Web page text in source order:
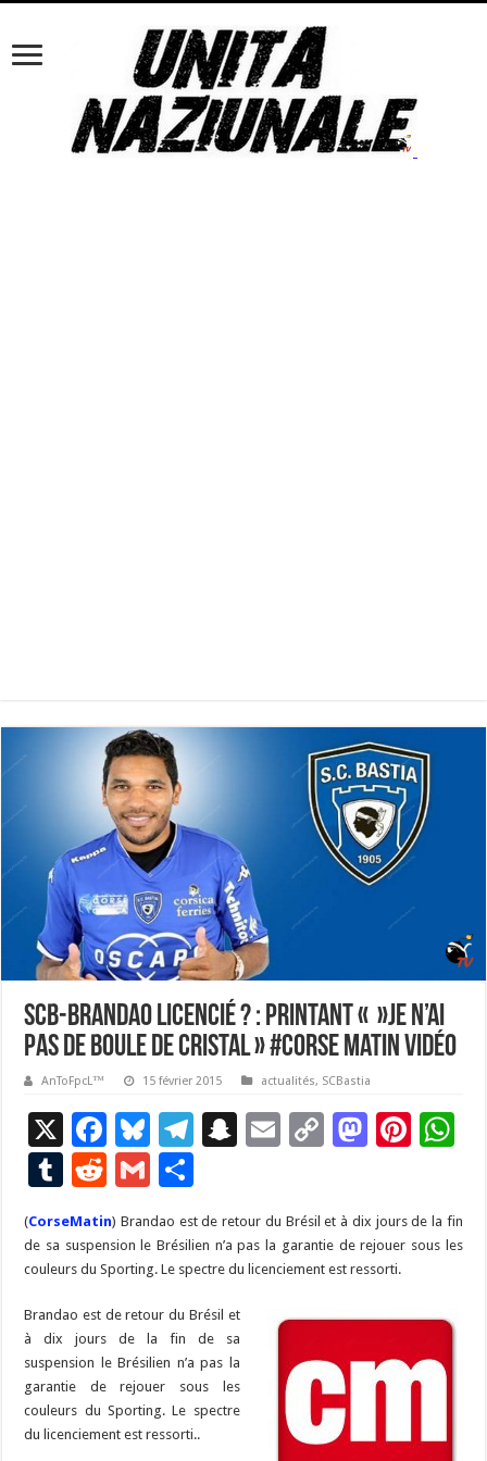
SCB-Brandao licencié ? : Printant « »je n’ai
pas de boule de cristal » #Corse Matin Vidéo
AnToFpcL™ 15 février 2015 actualités, SCBastia
X
F
ac
e
b
o
o
k
Bl
u
es
ky
T
gr
a
m
S
p
c
h
at
E
l
C
y
Li
M
d
o
Pi
es
T
m
bl
r
R
d
di
t
G
m
ai
l
ar
ta
g
er
(CorseMatin) Brandao est de retour du Brésil et à dix jours de la fin
de sa suspension le Brésilien n’a pas la garantie de rejouer sous les
couleurs du Sporting. Le spectre du licenciement est ressorti.
Brandao est de retour du Brésil et
à dix jours de la fin de sa
suspension le Brésilien n’a pas la
garantie de rejouer sous les
couleurs du Sporting. Le spectre
du licenciement est ressorti..